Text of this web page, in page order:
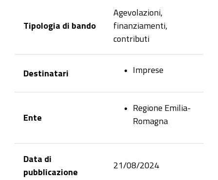
Tipologia di bando
Agevolazioni,
finanziamenti,
contributi
Destinatari Imprese
Ente
Regione Emilia-
Romagna
Data di
pubblicazione
21/08/2024